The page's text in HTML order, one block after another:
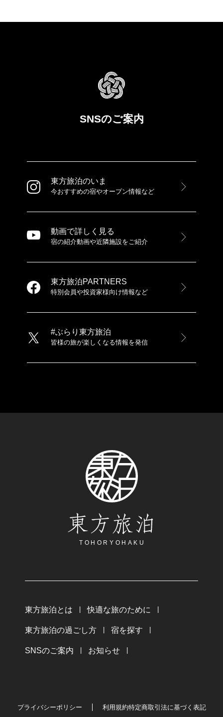
SNSのご案内
東方旅泊のいま
今おすすめの宿やオープン情報など
動画で詳しく見る
宿の紹介動画や近隣施設をご紹介
東方旅泊PARTNERS
特別会員や投資家様向け情報など
#ぶらり東方旅泊
皆様の旅が楽しくなる情報を発信
東方旅泊
TOHORYOHAKU
東方旅泊とは 快適な旅のために
東方旅泊の過ごし方 宿を探す
SNSのご案内 お知らせ
プライバシーポリシー 利用規約特定商取引法に基づく表記